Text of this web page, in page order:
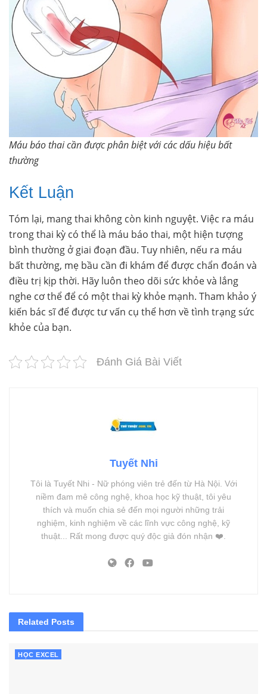
Máu báo thai cần được phân biệt với các dấu hiệu bất
thường
Kết Luận
Tóm lại, mang thai không còn kinh nguyệt. Việc ra máu
trong thai kỳ có thể là máu báo thai, một hiện tượng
bình thường ở giai đoạn đầu. Tuy nhiên, nếu ra máu
bất thường, mẹ bầu cần đi khám để được chẩn đoán và
điều trị kịp thời. Hãy luôn theo dõi sức khỏe và lắng
nghe cơ thể để có một thai kỳ khỏe mạnh. Tham khảo ý
kiến bác sĩ để được tư vấn cụ thể hơn về tình trạng sức
khỏe của bạn.
Đánh Giá Bài Viết
Tuyết Nhi
Tôi là Tuyết Nhi - Nữ phóng viên trẻ đến từ Hà Nội. Với
niềm đam mê công nghệ, khoa học kỹ thuật, tôi yêu
thích và muốn chia sẻ đến mọi người những trải
nghiệm, kinh nghiệm về các lĩnh vực công nghệ, kỹ
thuật... Rất mong được quý độc giả đón nhận ❤️.
Related Posts
HỌC EXCEL